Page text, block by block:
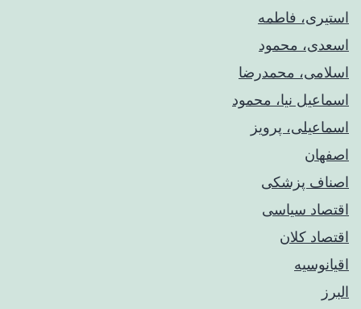
استیری، فاطمه
اسعدی، محمود
اسلامی، محمدرضا
اسماعیل نیا، محمود
اسماعیلی، پرویز
اصفهان
اصناف پزشکی
اقتصاد سیاسی
اقتصاد کلان
اقیانوسیه
البرز